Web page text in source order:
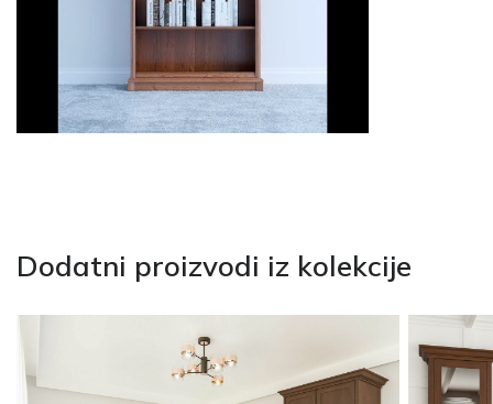
Dodatni proizvodi iz kolekcije